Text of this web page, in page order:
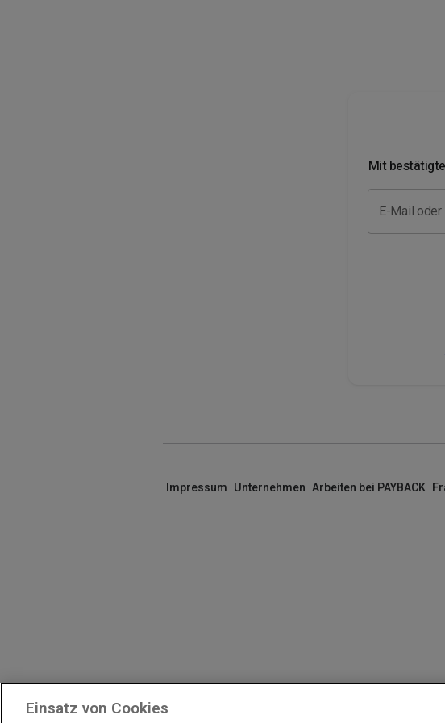
Mit
E-Mail
Impressum Unternehmen Arbeiten bei PAYBACK
Einsatz von Cookies